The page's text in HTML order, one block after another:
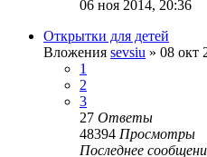
06 ноя 2014, 20:36
Открытки для детей
Вложения sevsiu » 08 окт
1
2
3
27 Ответы
48394 Просмотры
Последнее